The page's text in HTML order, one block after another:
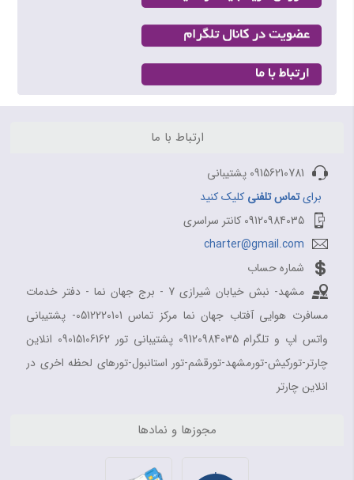
بلیط هواپیما اصفهان به تهران
بلیط هواپیما اصفهان به مشهد
بلیط هواپیما شیراز به تهران
بلیط هواپیما شیراز به مشهد
ارتباط با ما
09156210781 پشتیبانی
برایتماس تلفنی کلیک کنید
09120984035 کانتر سراسری
charter@gmail.com
شماره حساب
مشهد- نبش خیابان شیرازی 7 - برج جهان نما - دفتر خدمات
مسافرت هوایی آفتاب جهان نما مرکز تماس 0512220101- پشتیبانی
واتس اپ و تلگرام 09120984035 پشتیبانی تور 09015106162 انلاین
چارتر-تورکیش-تورمشهد-تورقشم-تور استانبول-تورهای لحظه اخری در
انلاین چارتر
مجوزها و نمادها